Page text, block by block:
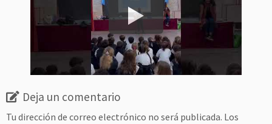
Deja un comentario
Tu dirección de correo electrónico no será publicada. Los